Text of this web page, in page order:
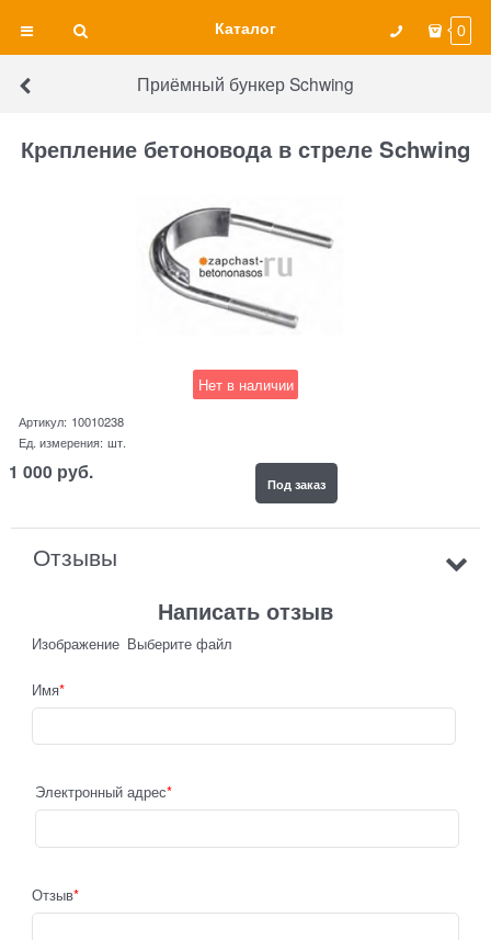
Каталог 0
Приёмный бункер Schwing
Крепление бетоновода в стреле Schwing
Нет в наличии
Артикул: 10010238
Ед. измерения: шт.
1 000 руб. Под заказ
Отзывы
Написать отзыв
Изображение Выберите файл
Имя
Электронный адрес
Отзыв